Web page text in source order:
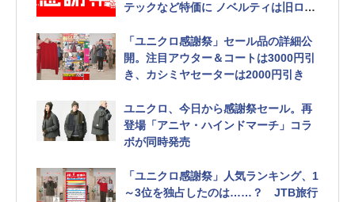
テックなど特価に ノベルティは旧ロゴ
「ユニクロ感謝祭」セール品の詳細公
開。注目アウター＆コートは3000円引
き、カシミヤセーターは2000円引き
ユニクロ、今日から感謝祭セール。再
登場「アニヤ・ハインドマーチ」コラ
ボが同時発売
「ユニクロ感謝祭」人気ランキング、1
～3位を独占したのは……？ JTB旅行